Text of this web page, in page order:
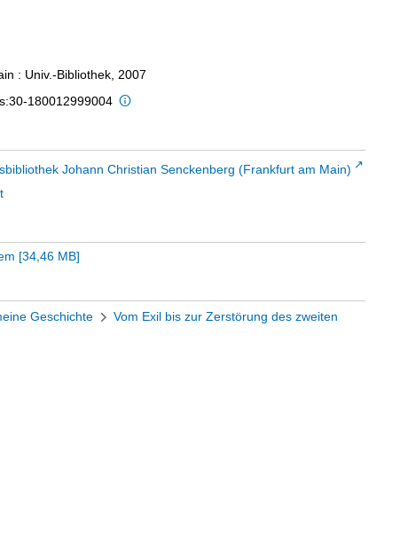
: Univ.-Bibliothek, 2007
180012999004
Johann Christian Senckenberg (Frankfurt am Main)
[34,46 MB]
Geschichte
Vom Exil bis zur Zerstörung des zweiten